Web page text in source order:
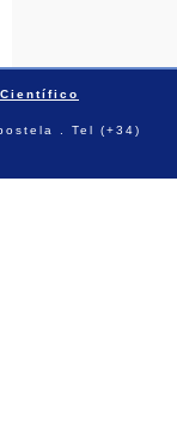
. Tel (+34)